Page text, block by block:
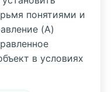
понятиями и
(A)
в условиях